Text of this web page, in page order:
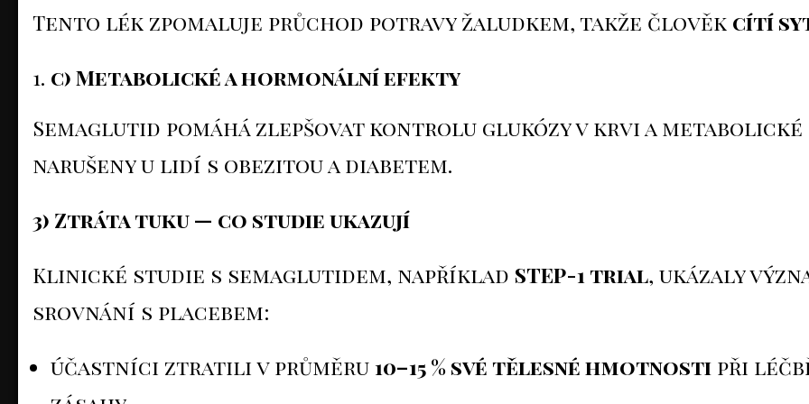
Tento lék zpomaluje průchod potravy žaludkem, takže člověk cítí
c) Metabolické a hormonální efekty
Semaglutid pomáhá zlepšovat kontrolu glukózy v krvi a
narušeny u lidí s obezitou a diabetem.
3) Ztráta tuku — co studie ukazují
Klinické studie s semaglutidem, například STEP-1 trial, ukázaly
srovnání s placebem:
účastníci ztratili v průměru10–15 % své tělesné hmotnosti při